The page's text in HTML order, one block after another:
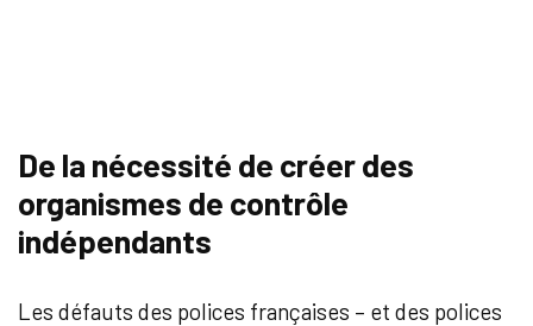
De la nécessité de créer des
organismes de contrôle
indépendants
Les défauts des polices françaises – et des polices